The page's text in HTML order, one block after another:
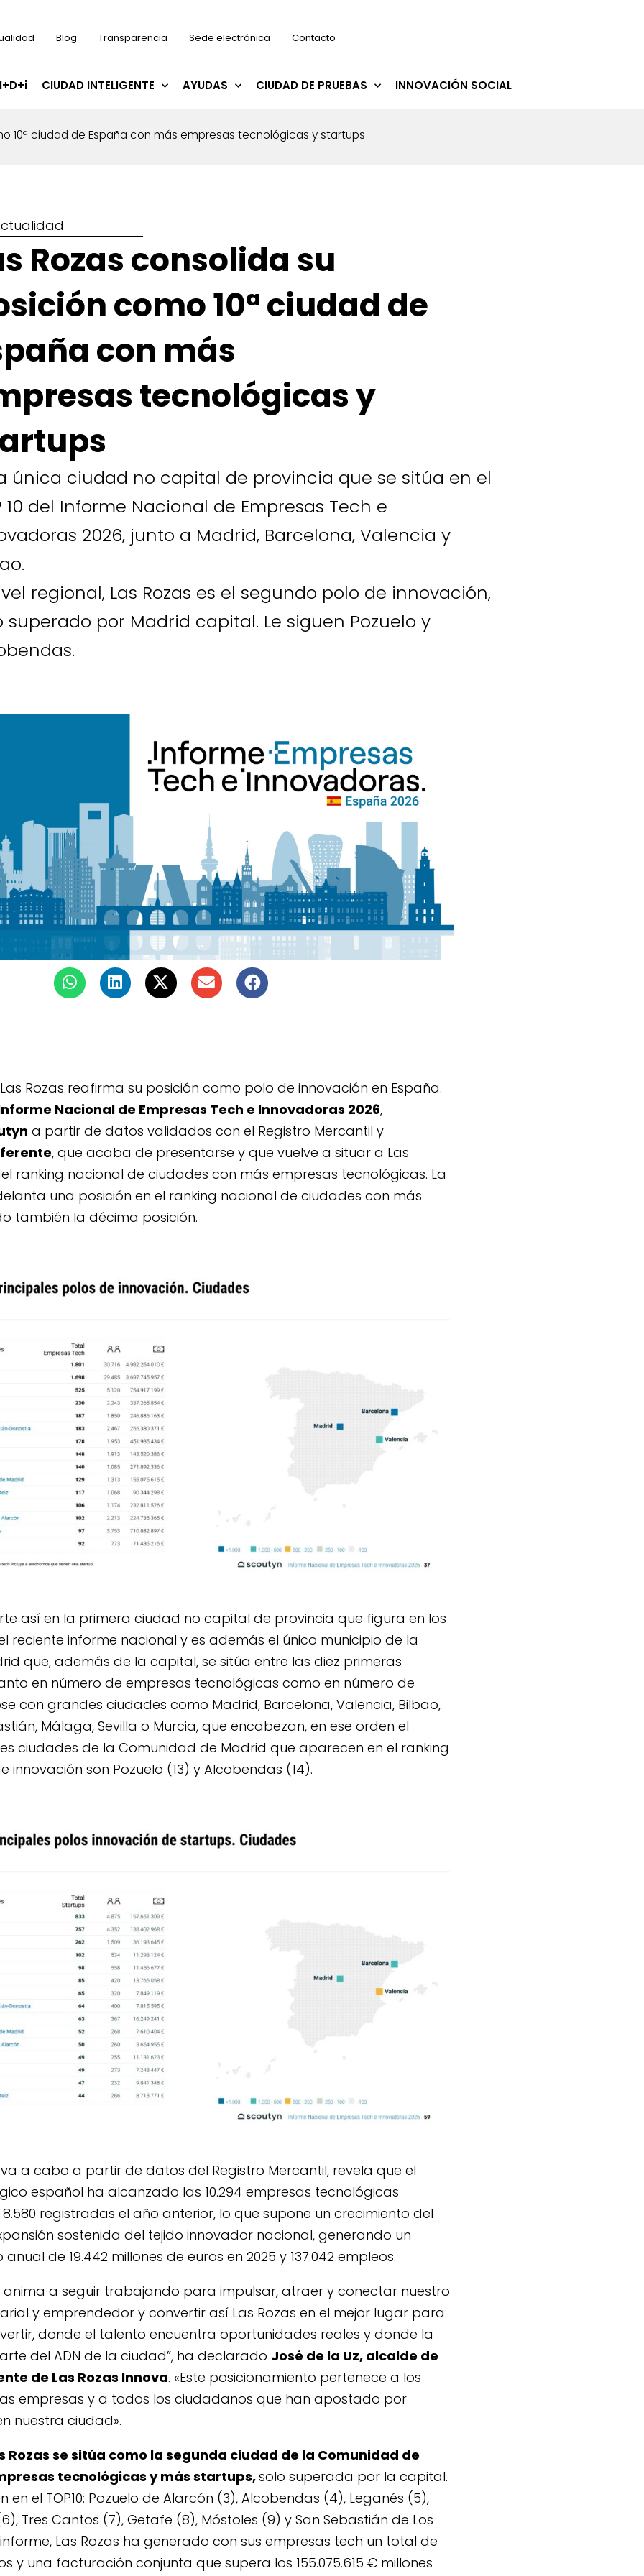
Blog Transparencia Sede electrónica Contacto
CIUDAD INTELIGENTE AYUDAS CIUDAD DE PRUEBAS INNOVACIÓN SOCIAL
10ª ciudad de España con más empresas tecnológicas y startups
Rozas consolida su
como 10ª ciudad de
con más
tecnológicas y
única ciudad no capital de provincia que se sitúa en el
10 del Informe Nacional de Empresas Tech e
2026, junto a Madrid, Barcelona, Valencia y
regional, Las Rozas es el segundo polo de innovación,
superado por Madrid capital. Le siguen Pozuelo y
Rozas reafirma su posición como polo de innovación en España.
Nacional de Empresas Tech e Innovadoras 2026,
a partir de datos validados con el Registro Mercantil y
, que acaba de presentarse y que vuelve a situar a Las
ranking nacional de ciudades con más empresas tecnológicas. La
una posición en el ranking nacional de ciudades con más
también la décima posición.
así en la primera ciudad no capital de provincia que figura en los
reciente informe nacional y es además el único municipio de la
que, además de la capital, se sitúa entre las diez primeras
en número de empresas tecnológicas como en número de
con grandes ciudades como Madrid, Barcelona, Valencia, Bilbao,
Málaga, Sevilla o Murcia, que encabezan, en ese orden el
ciudades de la Comunidad de Madrid que aparecen en el ranking
innovación son Pozuelo (13) y Alcobendas (14).
a cabo a partir de datos del Registro Mercantil, revela que el
español ha alcanzado las 10.294 empresas tecnológicas
registradas el año anterior, lo que supone un crecimiento del
sostenida del tejido innovador nacional, generando un
de 19.442 millones de euros en 2025 y 137.042 empleos.
anima a seguir trabajando para impulsar, atraer y conectar nuestro
y emprendedor y convertir así Las Rozas en el mejor lugar para
donde el talento encuentra oportunidades reales y donde la
del ADN de la ciudad”, ha declarado José de la Uz, alcalde de
de Las Rozas Innova. «Este posicionamiento pertenece a los
empresas y a todos los ciudadanos que han apostado por
nuestra ciudad».
Rozas se sitúa como la segunda ciudad de la Comunidad de
tecnológicas y más startups,solo superada por la capital.
en el TOP10: Pozuelo de Alarcón (3), Alcobendas (4), Leganés (5),
Tres Cantos (7), Getafe (8), Móstoles (9) y San Sebastián de Los
informe, Las Rozas ha generado con sus empresas tech un total de
y una facturación conjunta que supera los 155.075.615 € millones